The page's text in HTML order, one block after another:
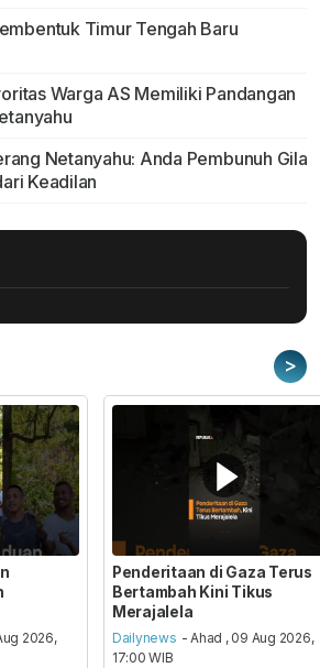
Timur Tengah Baru
Warga AS Memiliki Pandangan
Netanyahu: Anda Pembunuh Gila
Keadilan
>
2026,
Penderitaan di Gaza Terus
Bertambah Kini Tikus
Merajalela
Dailynews - Ahad , 09 Aug 2026,
17:00 WIB